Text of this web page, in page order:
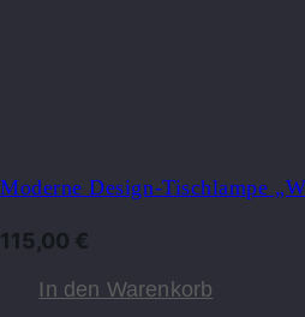
Moderne Design-Tischlampe
115,00 €
In den Warenkorb